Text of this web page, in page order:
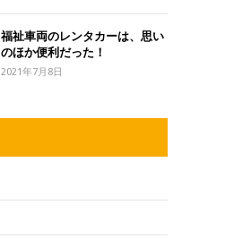
福祉車両のレンタカーは、思い
のほか便利だった！
2021年7月8日